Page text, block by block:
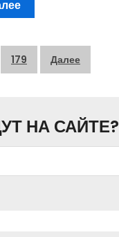
179 Далее
НА САЙТЕ?